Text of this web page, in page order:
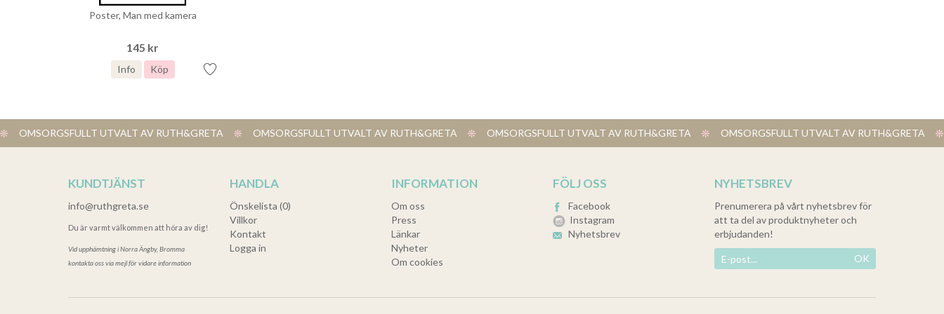
Poster, Man med kamera
145 kr
Info Köp
OMSORGSFULLT UTVALT AV RUTH&GRETA OMSORGSFULLT UTVALT AV RUTH&GRETA ​ OMSORGSFULLT UTVALT AV RUTH&GRETA ​ OMSORGSFULLT UTVALT AV RUTH&GRETA
KUNDTJÄNST
info@ruthgreta.se
Du är varmt välkommen att höra av dig!
Vid upphämtning iNorra Ängby, Bromma
kontakta oss via mejl för vidare information
HANDLA
Önskelista (0)
Villkor
Kontakt
Logga in
INFORMATION
Om oss
Press
Länkar
Nyheter
Om cookies
FÖLJ OSS
Facebook
Instagram
Nyhetsbrev
NYHETSBREV
Prenumerera på vårt nyhetsbrev för
att ta del av produktnyheter och
erbjudanden!
OK